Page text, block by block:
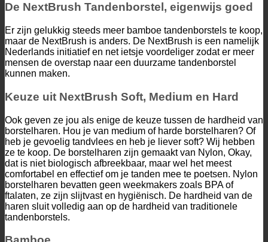
De NextBrush Tandenborstel, eigenwijs goed
Er zijn gelukkig steeds meer bamboe tandenborstels te koop,
maar de NextBrush is anders. De NextBrush is een namelijk
Nederlands initiatief en net ietsje voordeliger zodat er meer
mensen de overstap naar een duurzame tandenborstel
kunnen maken.
Keuze uit NextBrush Soft, Medium en Hard
Ook geven ze jou als enige de keuze tussen de hardheid van
borstelharen. Hou je van medium of harde borstelharen? Of
heb je gevoelig tandvlees en heb je liever soft? Wij hebben
ze te koop. De borstelharen zijn gemaakt van Nylon, Okay,
dat is niet biologisch afbreekbaar, maar wel het meest
comfortabel en effectief om je tanden mee te poetsen. Nylon
borstelharen bevatten geen weekmakers zoals BPA of
ftalaten, ze zijn slijtvast en hygiënisch. De hardheid van de
haren sluit volledig aan op de hardheid van traditionele
tandenborstels.